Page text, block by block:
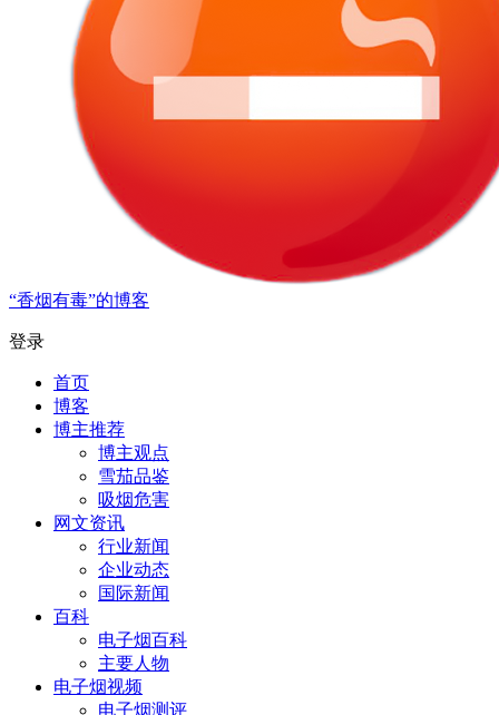
“香烟有毒”的博客
登录
首页
博客
博主推荐
博主观点
雪茄品鉴
吸烟危害
网文资讯
行业新闻
企业动态
国际新闻
百科
电子烟百科
主要人物
电子烟视频
电子烟测评